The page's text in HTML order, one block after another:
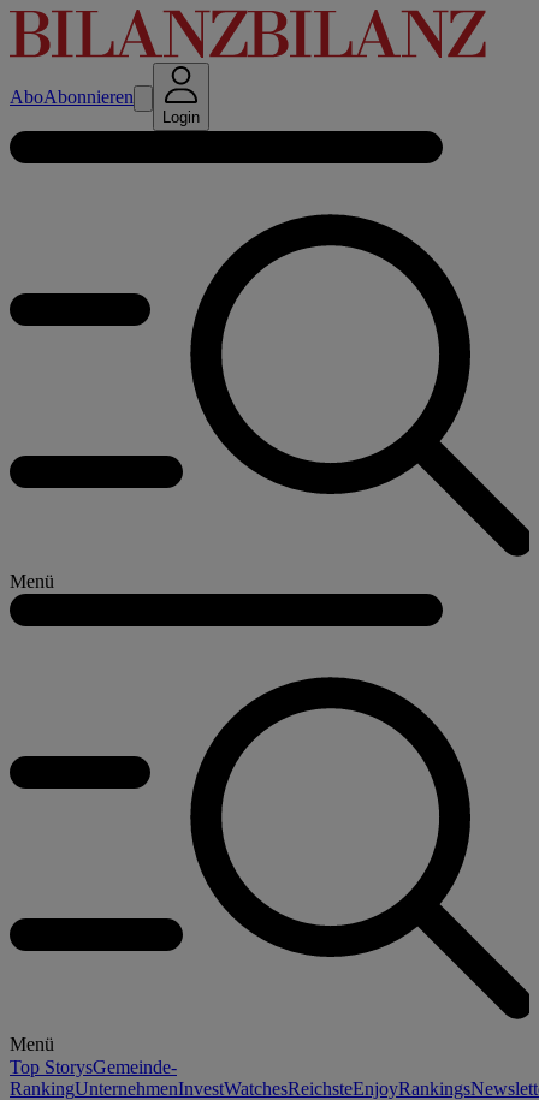
AboAbonnieren
Login
Menü
Menü
Top StorysGemeinde-
RankingUnternehmenInvestWatchesReichsteEnjoyRankings